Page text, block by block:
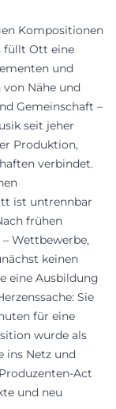
Kompositionen
füllt Ott eine
und
Nähe und
Gemeinschaft –
seit jeher
Produktion,
verbindet.
ist untrennbar
frühen
Wettbewerbe,
keinen
eine Ausbildung
Sie
für eine
wurde als
ins Netz und
Act
und neu